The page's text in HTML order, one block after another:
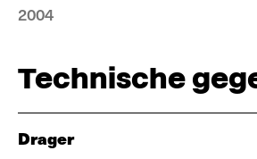
2004
Technische
Drager